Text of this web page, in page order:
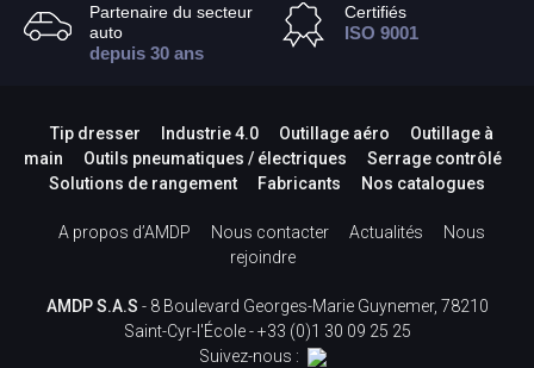
Partenaire du secteur
auto
depuis 30 ans
Certifiés
ISO 9001
Tip dresser Industrie 4.0 Outillage aéro
Outillage à
main
Outils pneumatiques / électriques
Serrage contrôlé
Solutions de rangement
Fabricants Nos catalogues
A propos d’AMDP Nous contacter Actualités
Nous
rejoindre
AMDP S.A.S - 8 Boulevard Georges-Marie Guynemer, 78210
Saint-Cyr-l'École -+33 (0)1 30 09 25 25
Suivez-nous :